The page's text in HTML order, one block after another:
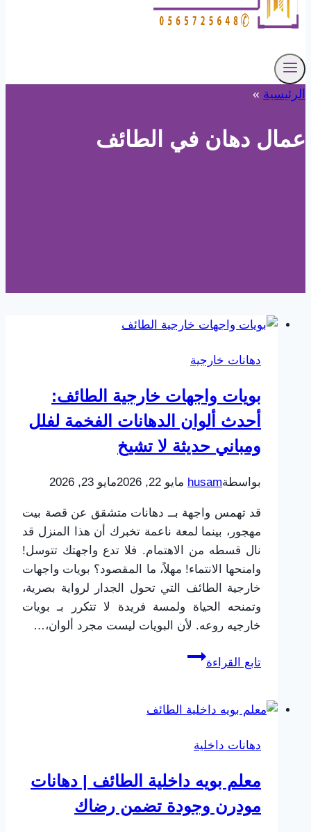
الرئيسية »
عمال دهان في الطائف
دهانات خارجية
بويات واجهات خارجية الطائف:
أحدث ألوان الدهانات الفخمة لفلل
ومباني حديثة لا تشيخ
بواسطةhusam مايو 22, 2026 مايو 23, 2026
قد تهمس واجهة بــ دهانات متشقق عن قصة بيت
مهجور، بينما لمعة ناعمة تخبرك أن هذا المنزل قد
نال قسطه من الاهتمام. فلا تدع واجهتك تتوسل!
وامنحها الانتماء! مهلاً، ما المقصود؟ بويات واجهات
خارجية الطائف التي تحول الجدار لرواية بصرية،
وتمنحه الحياة ولمسة فريدة لا تتكرر بـ بويات
خارجيه روعه. لأن البويات ليست مجرد ألوان،…
تابع القراءة
بويات
الطائف:
ألوان
الفخمة
لفلل
دهانات داخلية
معلم بويه داخلية الطائف | دهانات
مودرن وجودة تضمن رضاك